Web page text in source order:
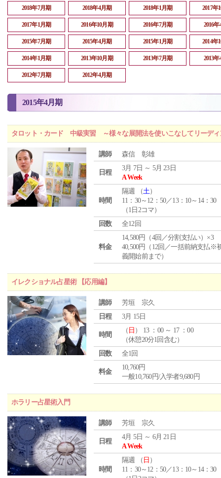
2018年7月期 2018年4月期 2018年1月期 2017年
2017年1月期 2016年10月期 2016年7月期 2016
2015年7月期 2015年4月期 2015年1月期 2014年
2014年1月期 2013年10月期 2013年7月期 2013
2012年7月期 2012年4月期
2015年4月期
タロット・カード 中級実習 ～様々な展開法を使いこなしてリーディ
講師 森信 彰雄
日程
3月 7日 ～ 5月 23日
A Week
時間
隔週 （土）
11：30～12：50／13：10～14：30
（1日2コマ）
回数
全12回
料金
14,580円（4回／分割支払い）×3
40,500円（12回／一括前納支払※
義開始前まで）
イレクショナル占星術 【応用編】
講師
芳垣 宗久
日程
3月 15日
時間
（ 日 ） 13 ：00 ～ 17 ：00
（休憩20分1回含む）
回数
全1回
料金
10,760円
一般10,760円/入学者9,680円
ホラリー占星術入門
講師 芳垣 宗久
日程
4月 5日 ～ 6月 21日
A Week
時間
隔週 （ 日 ）
11：30～12：50／13：10～14：30